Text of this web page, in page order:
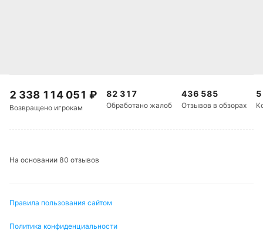
2 338 114 051 ₽
Возвращено игрокам
82 317
Обработано жалоб
436 585
Отзывов в обзорах
На основании 80 отзывов
Правила пользования сайтом
Политика конфиденциальности